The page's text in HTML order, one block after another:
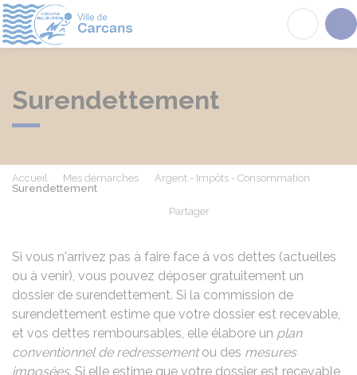
Surendettement
Accueil Mes démarches
Argent - Impôts - Consommation
Surendettement
Partager
Si vous n'arrivez pas à faire face à vos dettes (actuelles
ou à venir), vous pouvez déposer gratuitement un
dossier de surendettement. Si la commission de
surendettement estime que votre dossier est recevable,
et vos dettes remboursables, elle élabore un plan
conventionnel de redressementou des mesures
imposées. Si elle estime que votre dossier est recevable,